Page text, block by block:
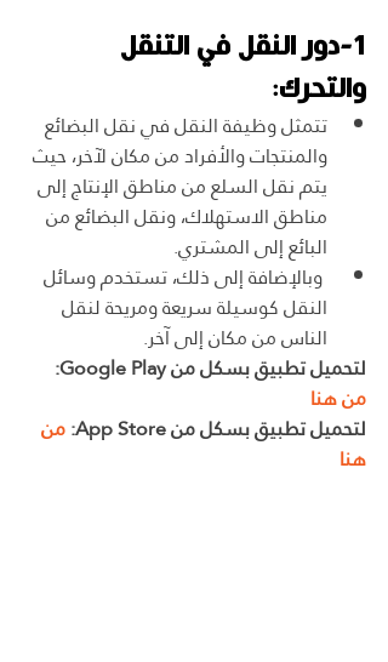
1-دور النقل في التنقل
والتحرك:
تتمثل وظيفة النقل في نقل البضائع
والمنتجات والأفراد من مكان لآخر، حيث
يتم نقل السلع من مناطق الإنتاج إلى
مناطق الاستهلاك، ونقل البضائع من
البائع إلى المشتري.
وبالإضافة إلى ذلك، تستخدم وسائل
النقل كوسيلة سريعة ومريحة لنقل
الناس من مكان إلى آخر.
لتحميل تطبيق بسكل من Google Play:
من هنا
لتحميل تطبيق بسكل من App Store:
من
هنا